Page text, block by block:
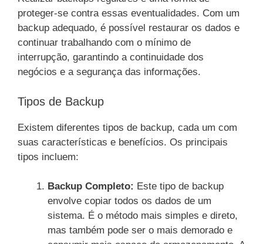
proteger-se contra essas eventualidades. Com um
backup adequado, é possível restaurar os dados e
continuar trabalhando com o mínimo de
interrupção, garantindo a continuidade dos
negócios e a segurança das informações.
Tipos de Backup
Existem diferentes tipos de backup, cada um com
suas características e benefícios. Os principais
tipos incluem:
Backup Completo: Este tipo de backup
envolve copiar todos os dados de um
sistema. É o método mais simples e direto,
mas também pode ser o mais demorado e